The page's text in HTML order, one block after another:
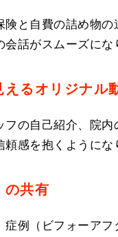
険と自費の詰め物
話がスムーズにな
えるオリジナル
の自己紹介、院
感を抱くようにな
の共有
例（ビフォーア